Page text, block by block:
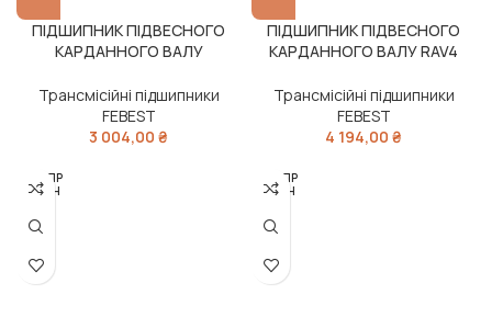
ПІДШИПНИК ПІДВЕСНОГО
КАРДАННОГО ВАЛУ
2006-2012 (FEBEST)
Трансмісійні підшипники
FEBEST
3 004,00 ₴
ПІДШИПНИК ПІДВЕСНОГО
КАРДАННОГО ВАЛУ RAV4
Трансмісійні підшипники
FEBEST
4 194,00 ₴
РОЗПР
ОДАН
РОЗПР
ОДАН